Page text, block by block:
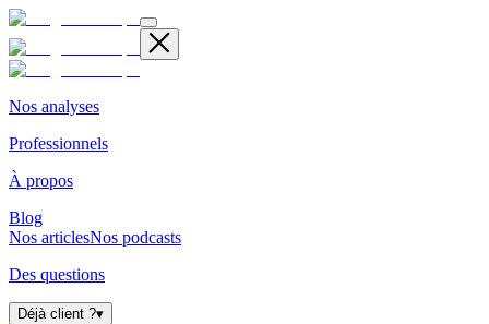
Nos analyses
Professionnels
À propos
Blog
Nos articlesNos podcasts
Des questions
Déjà client ?▾